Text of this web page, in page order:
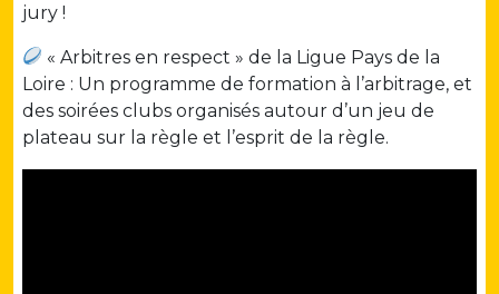
jury !
« Arbitres en respect » de la Ligue Pays de la
Loire : Un programme de formation à l’arbitrage, et
des soirées clubs organisés autour d’un jeu de
plateau sur la règle et l’esprit de la règle.